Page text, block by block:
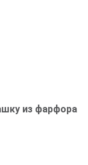
из фарфора